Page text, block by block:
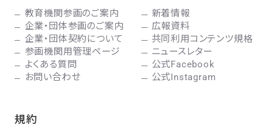
教育機関参画のご案内
企業・団体参画のご案内
企業・団体契約について
参画機関用管理ページ
よくある質問
お問い合わせ
新着情報
広報資料
共同利用コンテンツ規格
ニュースレター
公式Facebook
公式Instagram
規約